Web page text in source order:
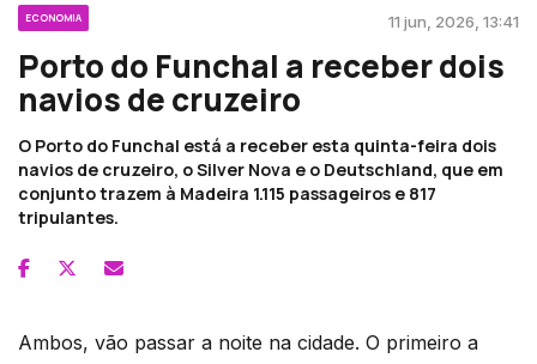
ECONOMIA 11 jun, 2026, 13:41
Porto do Funchal a receber dois
navios de cruzeiro
O Porto do Funchal está a receber esta quinta-feira dois
navios de cruzeiro, o Silver Nova e o Deutschland, que em
conjunto trazem à Madeira 1.115 passageiros e 817
tripulantes.
Ambos, vão passar a noite na cidade. O primeiro a